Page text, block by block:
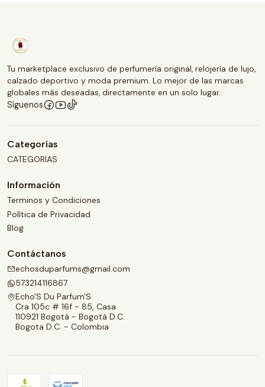
Tu marketplace exclusivo de perfumería original, relojería de lujo,
calzado deportivo y moda premium. Lo mejor de las marcas
globales más deseadas, directamente en un solo lugar.
Síguenos
Categorías
CATEGORIAS
Información
Terminos y Condiciones
Política de Privacidad
Blog
Contáctanos
echosduparfums@gmail.com
573214116867
Echo'S Du Parfum'S
Cra 105c # 16f - 85, Casa
110921 Bogotá - Bogotá D.C.
Bogota D.C. - Colombia